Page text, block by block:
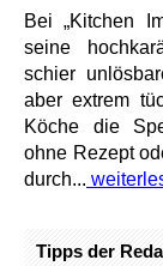
Bei „Kitchen
seine
schier
aber extrem
Köche die
ohne Rezept
durch...
Tipps der